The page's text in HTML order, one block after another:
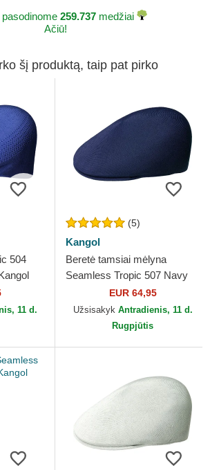
259.737 medžiai
Ačiū!
šį produktą, taip pat pirko
504
11 d.
(5)
Kangol
Beretė tamsiai mėlyna
Seamless Tropic 507 Navy
EUR 64,95
Užsisakyk Antradienis, 11 d.
Rugpjūtis